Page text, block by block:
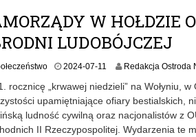
W HOŁDZIE
LUDOBÓJCZEJ
2024-07-11
2
4
-
0
Redakcja Ostroda
rocznicę „krwawej niedzieli” na Wołyniu,
upamiętniające ofiary bestialskich,
ludność cywilną oraz nacjonalistów z
II Rzeczypospolitej. Wydarzenia te